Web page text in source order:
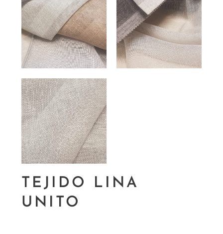
TEJIDO LINA
UNITO